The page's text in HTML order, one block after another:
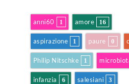
anni60 1 amore 16
aspirazione 1 paure 0
Philip Nitschke 1
infanzia 6 salesiani 3